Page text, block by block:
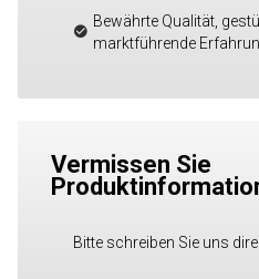
Bewährte Qualität,
marktführende
Vermissen Sie
Bitte schreiben Sie uns